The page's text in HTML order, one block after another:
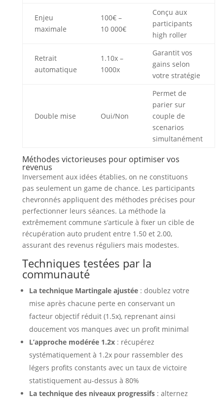
Enjeu
maximale
100€ –
10 000€
Conçu aux
participants
high roller
Retrait
automatique
1.10x –
1000x
Garantit vos
gains selon
votre stratégie
Double mise Oui/Non
Permet de
parier sur
couple de
scenarios
simultanément
Méthodes victorieuses pour optimiser vos
revenus
Inversement aux idées établies, on ne constituons
pas seulement un game de chance. Les participants
chevronnés appliquent des méthodes précises pour
perfectionner leurs séances. La méthode la
extrêmement commune s’articule à fixer un cible de
récupération auto prudent entre 1.50 et 2.00,
assurant des revenus réguliers mais modestes.
Techniques testées par la
communauté
La technique Martingale ajustée: doublez votre
mise après chacune perte en conservant un
facteur objectif réduit (1.5x), reprenant ainsi
doucement vos manques avec un profit minimal
L’approche modérée 1.2x: récupérez
systématiquement à 1.2x pour rassembler des
légers profits constants avec un taux de victoire
statistiquement au-dessus à 80%
La technique des niveaux progressifs: alternez